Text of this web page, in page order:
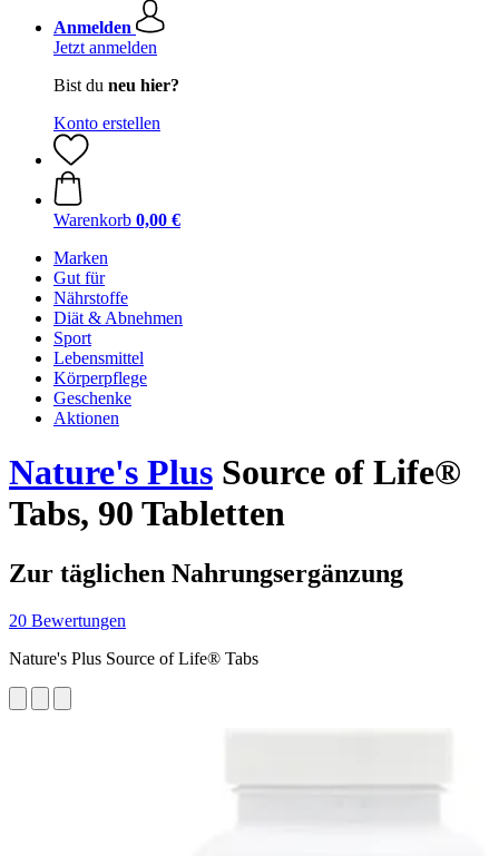
Anmelden
Jetzt anmelden
Bist du neu hier?
Konto erstellen
Warenkorb 0,00 €
Marken
Gut für
Nährstoffe
Diät & Abnehmen
Sport
Lebensmittel
Körperpflege
Geschenke
Aktionen
Nature's Plus Source of Life®
Tabs, 90 Tabletten
Zur täglichen Nahrungsergänzung
20 Bewertungen
Nature's Plus Source of Life® Tabs